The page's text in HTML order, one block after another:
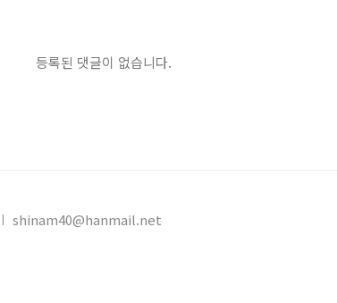
등록된 댓글이 없습니다.
shinam40@hanmail.net